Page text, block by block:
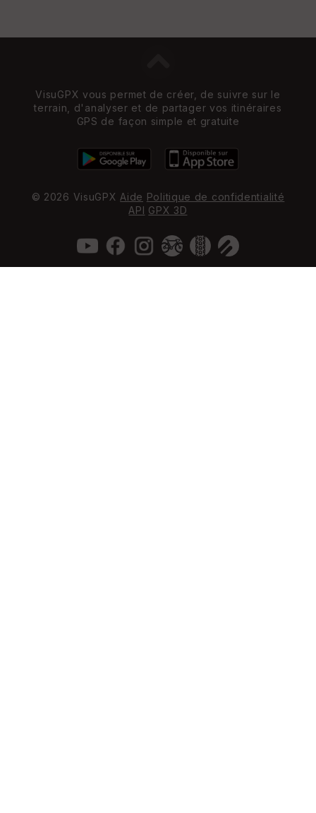
VisuGPX vous permet de créer, de suivre sur le
terrain, d'analyser et de partager vos itinéraires
GPS de façon simple et gratuite
© 2026 VisuGPX Aide Politique de confidentialité
API GPX 3D